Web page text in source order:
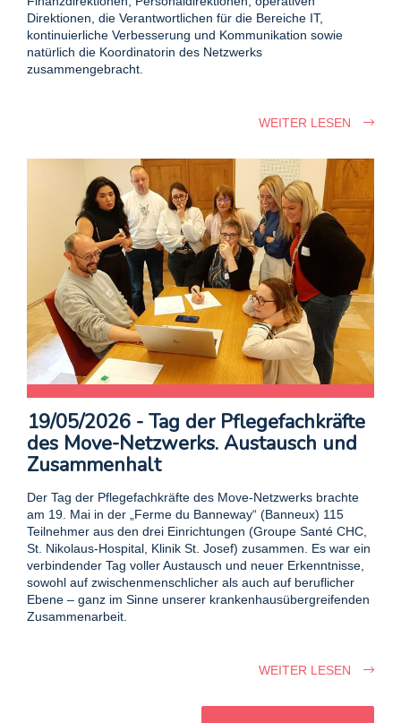
Direktionen, die Verantwortlichen für die Bereiche IT,
kontinuierliche Verbesserung und Kommunikation sowie
natürlich die Koordinatorin des Netzwerks
zusammengebracht.
WEITER LESEN
19/05/2026 - Tag der Pflegefachkräfte
des Move-Netzwerks. Austausch und
Zusammenhalt
Der Tag der Pflegefachkräfte des Move-Netzwerks brachte
am 19. Mai in der „Ferme du Banneway“ (Banneux) 115
Teilnehmer aus den drei Einrichtungen (Groupe Santé CHC,
St. Nikolaus-Hospital, Klinik St. Josef) zusammen. Es war ein
verbindender Tag voller Austausch und neuer Erkenntnisse,
sowohl auf zwischenmenschlicher als auch auf beruflicher
Ebene – ganz im Sinne unserer krankenhausübergreifenden
Zusammenarbeit.
WEITER LESEN